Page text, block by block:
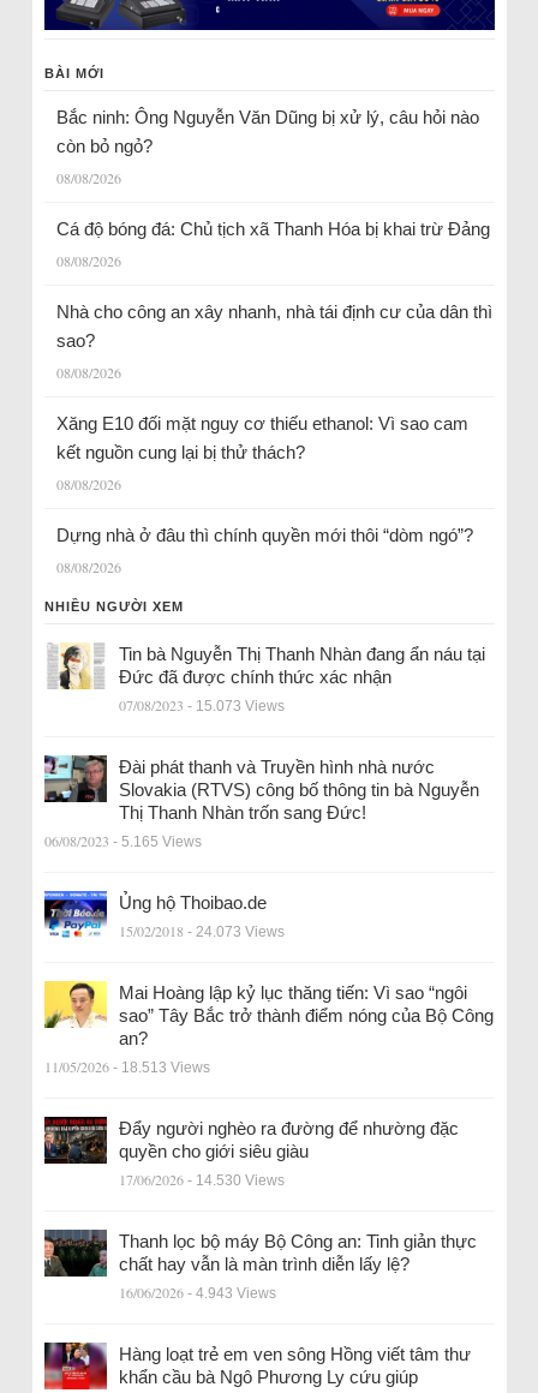
BÀI MỚI
Bắc ninh: Ông Nguyễn Văn Dũng bị xử lý, câu hỏi nào
còn bỏ ngỏ?
08/08/2026
Cá độ bóng đá: Chủ tịch xã Thanh Hóa bị khai trừ Đảng
08/08/2026
Nhà cho công an xây nhanh, nhà tái định cư của dân thì
sao?
08/08/2026
Xăng E10 đối mặt nguy cơ thiếu ethanol: Vì sao cam
kết nguồn cung lại bị thử thách?
08/08/2026
Dựng nhà ở đâu thì chính quyền mới thôi “dòm ngó”?
08/08/2026
NHIỀU NGƯỜI XEM
Tin bà Nguyễn Thị Thanh Nhàn đang ẩn náu tại
Đức đã được chính thức xác nhận
07/08/2023 - 15.073 Views
Đài phát thanh và Truyền hình nhà nước
Slovakia (RTVS) công bố thông tin bà Nguyễn
Thị Thanh Nhàn trốn sang Đức!
06/08/2023 - 5.165 Views
Ủng hộ Thoibao.de
15/02/2018 - 24.073 Views
Mai Hoàng lập kỷ lục thăng tiến: Vì sao “ngôi
sao” Tây Bắc trở thành điểm nóng của Bộ Công
an?
11/05/2026 - 18.513 Views
Đẩy người nghèo ra đường để nhường đặc
quyền cho giới siêu giàu
17/06/2026 - 14.530 Views
Thanh lọc bộ máy Bộ Công an: Tinh giản thực
chất hay vẫn là màn trình diễn lấy lệ?
16/06/2026 - 4.943 Views
Hàng loạt trẻ em ven sông Hồng viết tâm thư
khẩn cầu bà Ngô Phương Ly cứu giúp